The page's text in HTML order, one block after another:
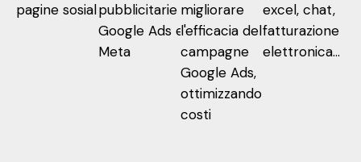
pagine sosialpubblicitarie
Google Ads e
Meta
migliorare
l'efficacia delle
campagne
Google Ads,
ottimizzando i
costi
excel, chat,
fatturazione
elettronica...